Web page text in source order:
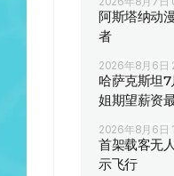
阿斯塔纳动
者
2026年8月6日
哈萨克斯坦
姐期望薪资
2026年8月6日
首架载客无
示飞行